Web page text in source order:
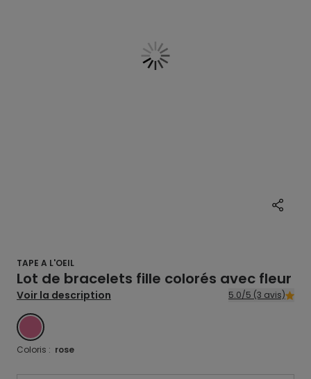
TAPE A L'OEIL
Lot de bracelets fille colorés avec fleur
Voir la description 5.0/5 (3 avis)
ROSE
Coloris : rose